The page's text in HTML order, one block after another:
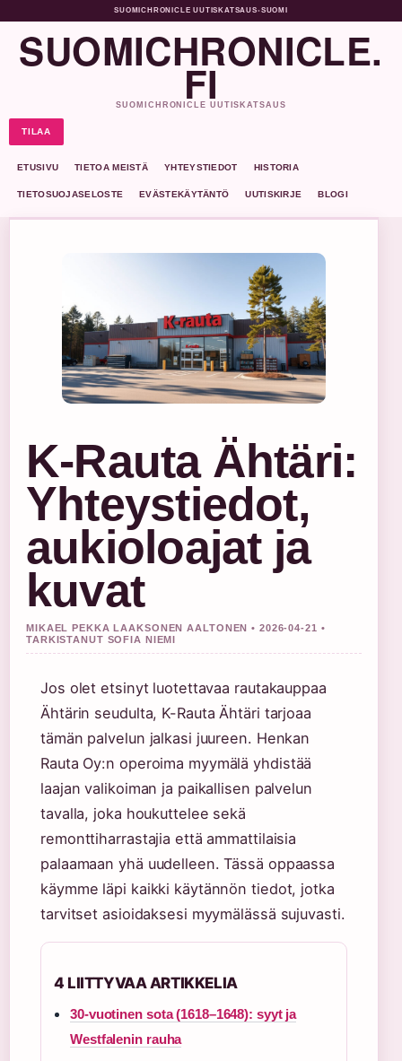
SUOMICHRONICLE UUTISKATSAUS•SUOMI
SUOMICHRONICLE.
FI
SUOMICHRONICLE UUTISKATSAUS
TILAA
ETUSIVU TIETOA MEISTÄ YHTEYSTIEDOT HISTORIA
TIETOSUOJASELOSTE EVÄSTEKÄYTÄNTÖ UUTISKIRJE BLOGI
K-Rauta Ähtäri:
Yhteystiedot,
aukioloajat ja
kuvat
MIKAEL PEKKA LAAKSONEN AALTONEN • 2026-04-21 •
TARKISTANUT SOFIA NIEMI
Jos olet etsinyt luotettavaa rautakauppaa
Ähtärin seudulta, K-Rauta Ähtäri tarjoaa
tämän palvelun jalkasi juureen. Henkan
Rauta Oy:n operoima myymälä yhdistää
laajan valikoiman ja paikallisen palvelun
tavalla, joka houkuttelee sekä
remonttiharrastajia että ammattilaisia
palaamaan yhä uudelleen. Tässä oppaassa
käymme läpi kaikki käytännön tiedot, jotka
tarvitset asioidaksesi myymälässä sujuvasti.
4 LIITTYVAA ARTIKKELIA
30-vuotinen sota (1618–1648): syyt ja
Westfalenin rauha